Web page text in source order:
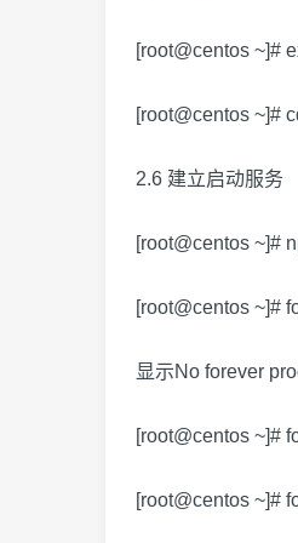
[root@centos ~]#
[root@centos ~]#
2.6 建立启动服务
[root@centos ~]#
[root@centos ~]#
显示No forever
[root@centos ~]#
[root@centos ~]#